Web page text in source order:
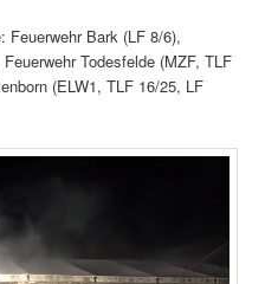
Feuerwehr Bark (LF 8/6),
Todesfelde (MZF, TLF
(ELW1, TLF 16/25, LF